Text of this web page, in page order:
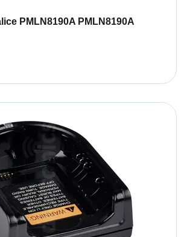
PMLN8190A PMLN8190A